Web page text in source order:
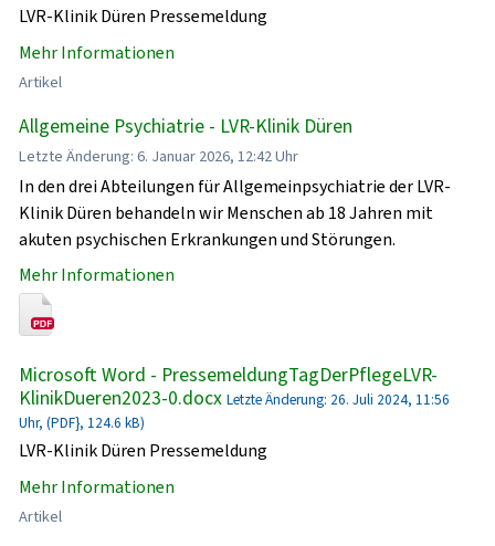
LVR-Klinik Düren Pressemeldung
Mehr Informationen
Artikel
Allgemeine Psychiatrie - LVR-Klinik Düren
Letzte Änderung: 6. Januar 2026, 12:42 Uhr
In den drei Abteilungen für Allgemeinpsychiatrie der LVR-
Klinik Düren behandeln wir Menschen ab 18 Jahren mit
akuten psychischen Erkrankungen und Störungen.
Mehr Informationen
Microsoft Word - PressemeldungTagDerPflegeLVR-
KlinikDueren2023-0.docx Letzte Änderung: 26. Juli 2024, 11:56
Uhr, (PDF}, 124.6 kB)
LVR-Klinik Düren Pressemeldung
Mehr Informationen
Artikel